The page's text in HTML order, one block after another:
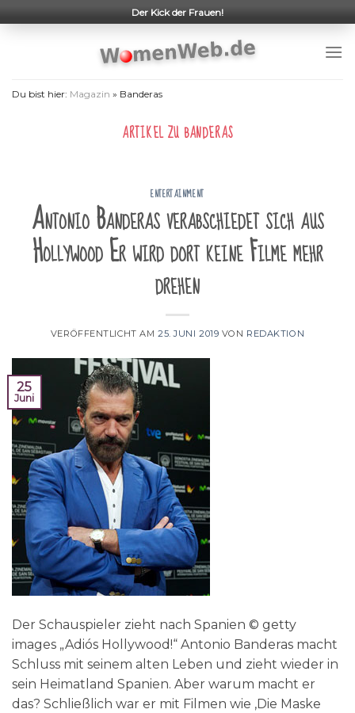
to
Der Kick der Frauen!
Du bist hier: Magazin » Banderas
ARTIKEL ZU BANDERAS
ENTERTAINMENT
Antonio Banderas verabschiedet sich aus
Hollywood Er wird dort keine Filme mehr
drehen
VERÖFFENTLICHT AM 25. JUNI 2019 VON REDAKTION
25
Juni
Der Schauspieler zieht nach Spanien © getty
images „Adiós Hollywood!“ Antonio Banderas macht
Schluss mit seinem alten Leben und zieht wieder in
sein Heimatland Spanien. Aber warum macht er
das? Schließlich war er mit Filmen wie ‚Die Maske